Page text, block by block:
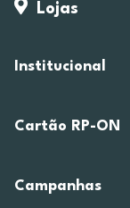
Lojas
Institucional
Cartão RP-ON
Campanhas